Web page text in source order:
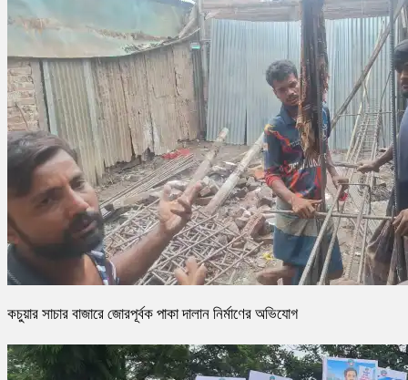
কচুয়ার সাচার বাজারে জোরপূর্বক পাকা দালান নির্মাণের অভিযোগ